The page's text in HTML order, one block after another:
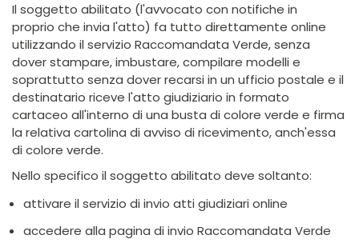
Il soggetto abilitato (l'avvocato con notifiche in
proprio che invia l'atto) fa tutto direttamente online
utilizzando il servizio Raccomandata Verde, senza
dover stampare, imbustare, compilare modelli e
soprattutto senza dover recarsi in un ufficio postale e il
destinatario riceve l'atto giudiziario in formato
cartaceo all'interno di una busta di colore verde e firma
la relativa cartolina di avviso di ricevimento, anch'essa
di colore verde.
Nello specifico il soggetto abilitato deve soltanto:
attivare il servizio di invio atti giudiziari online
accedere alla pagina di invio Raccomandata Verde